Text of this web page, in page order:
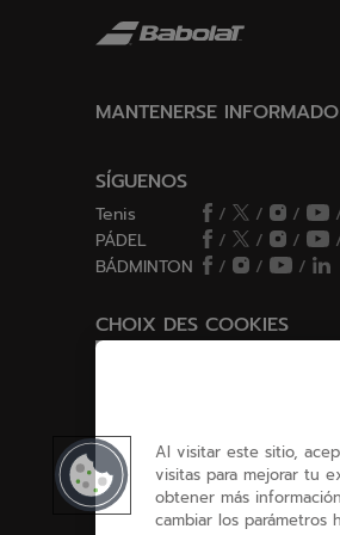
MANTENERSE INFORMADO
SÍGUENOS
Tenis / / /
PÁDEL
/ / /
BÁDMINTON
/ / /
CHOIX DES COOKIES
Al visitar este sitio,
visitas para mejorar tu
obtener más
cambiar los parámetros